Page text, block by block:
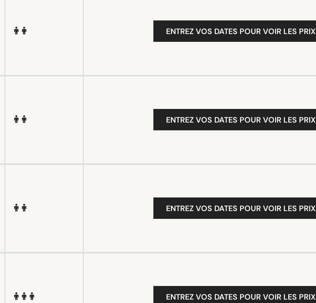
ENTREZ VOS DATES POUR VOIR LES PRIX
ENTREZ VOS DATES POUR VOIR LES PRIX
ENTREZ VOS DATES POUR VOIR LES PRIX
ENTREZ VOS DATES POUR VOIR LES PRIX